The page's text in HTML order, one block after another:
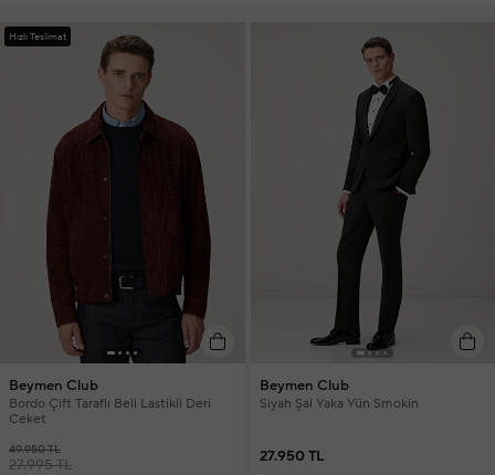
Hızlı Teslimat
Beymen Club
Bordo Çift Taraflı Beli Lastikli Deri
Ceket
49.950 TL
27.995 TL
Beymen Club
Siyah Şal Yaka Yün Smokin
27.950 TL